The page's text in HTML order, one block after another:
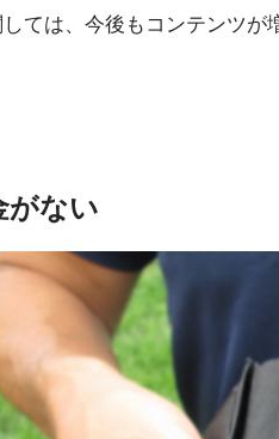
ては、今後もコンテンツが
ない